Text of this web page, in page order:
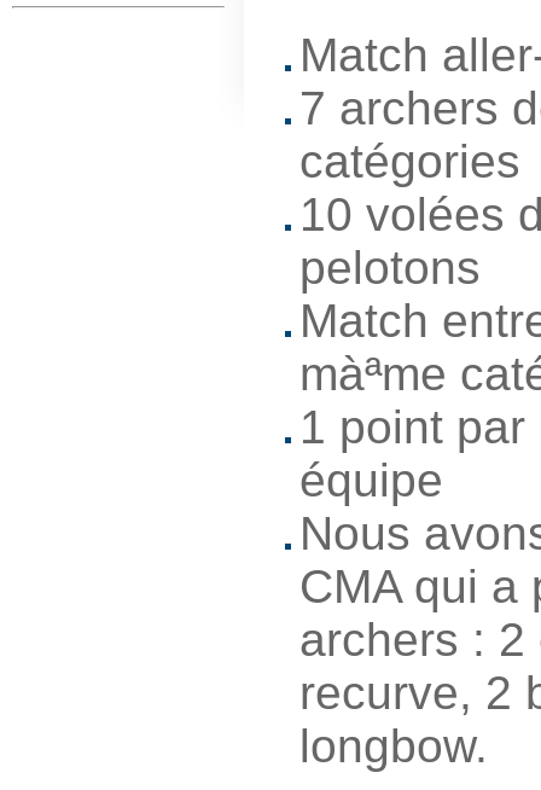
Match
7 archers
catégories
10 volées
pelotons
Match
màªme
1 point
équipe
Nous
CMA qui a
archers : 2
recurve, 2
longbow.